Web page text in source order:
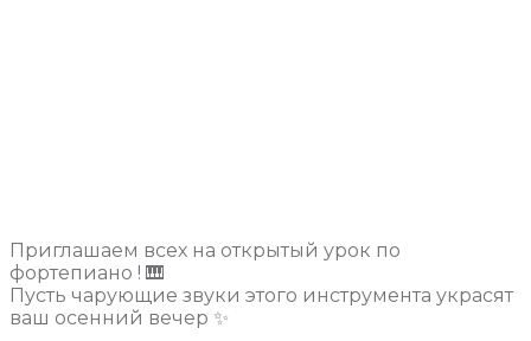
Приглашаем всех на открытый урок по
фортепиано ! 🎹
Пусть чарующие звуки этого инструмента украсят
ваш осенний вечер ✨